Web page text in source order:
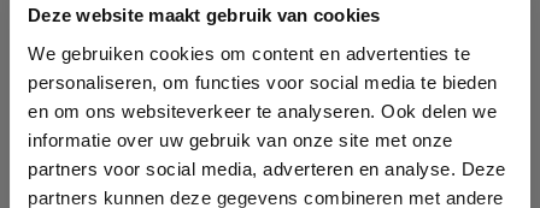
Deze website maakt gebruik van cookies
We gebruiken cookies om content en advertenties te
personaliseren, om functies voor social media te bieden
en om ons websiteverkeer te analyseren. Ook delen we
informatie over uw gebruik van onze site met onze
partners voor social media, adverteren en analyse. Deze
partners kunnen deze gegevens combineren met andere
Contact
Moretec Plastic Machinery B.V.
De Factorij 37
1689 AK